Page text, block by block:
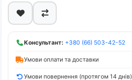
Консультант: +380 (66) 503-42-52
Умови оплати та доставки
Умови повернення (протягом 14 днів)